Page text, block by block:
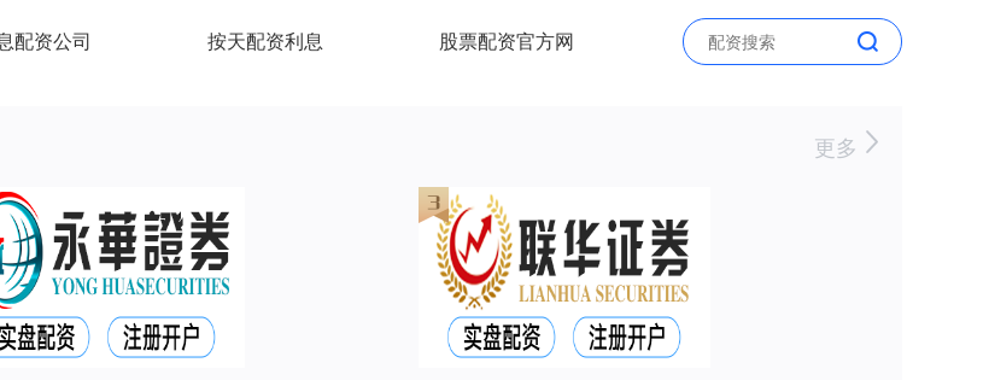
配资公司 按天配资利息 股票配资官方网
更多